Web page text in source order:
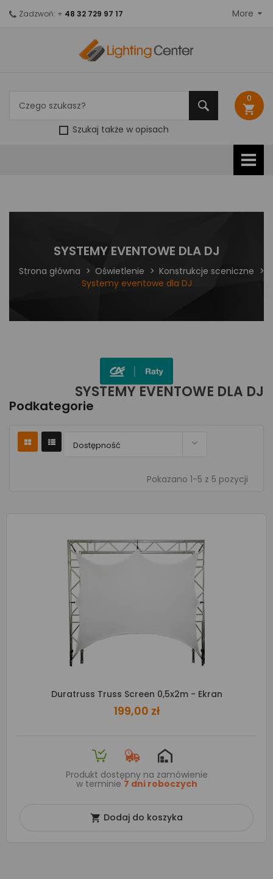
Szukaj także w opisach
0
shopping_cart
Zadzwoń: + 48 32 729 97 17 More
SYSTEMY EVENTOWE DLA DJ
Strona główna Oświetlenie
Konstrukcje sceniczne
Systemy eventowe dla DJ
SYSTEMY EVENTOWE DLA DJ
Podkategorie
Dostępność 
Pokazano 1-5 z 5 pozycji
Duratruss Truss Screen 0,5x2m - Ekran
199,00 zł
Produkt dostępny na zamówienie
w terminie 7 dni roboczych
 Dodaj do koszyka